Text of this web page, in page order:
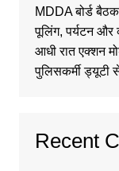
MDDA बोर्ड
पूलिंग, पर्यटन और
आधी रात एक्शन
पुलिसकर्मी ड्यूटी
Recent